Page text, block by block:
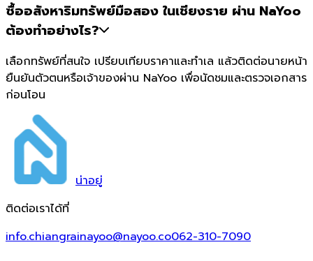
ซื้ออสังหาริมทรัพย์มือสอง ในเชียงราย ผ่าน NaYoo
ต้องทำอย่างไร?
เลือกทรัพย์ที่สนใจ เปรียบเทียบราคาและทำเล แล้วติดต่อนายหน้า
ยืนยันตัวตนหรือเจ้าของผ่าน NaYoo เพื่อนัดชมและตรวจเอกสาร
ก่อนโอน
น่าอยู่
ติดต่อเราได้ที่
info.chiangrainayoo@nayoo.co062-310-7090